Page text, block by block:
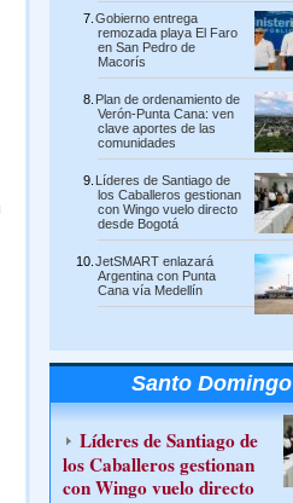
Gobierno entrega
remozada playa El Faro
en San Pedro de
Macorís
Plan de ordenamiento de
Verón-Punta Cana: ven
clave aportes de las
comunidades
Líderes de Santiago de
los Caballeros gestionan
con Wingo vuelo directo
desde Bogotá
JetSMART enlazará
Argentina con Punta
Cana vía Medellín
Santo Domingo
Líderes de Santiago de
los Caballeros gestionan
con Wingo vuelo directo